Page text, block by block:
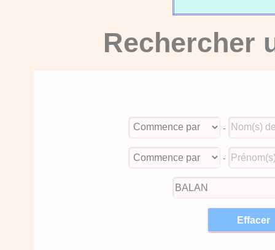
Rechercher
-
-